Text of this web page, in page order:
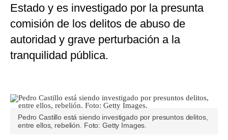
Estado y es investigado por la presunta
comisión de los delitos de abuso de
autoridad y grave perturbación a la
tranquilidad pública.
Pedro Castillo está siendo investigado por presuntos delitos,
entre ellos, rebelión. Foto: Getty Images.